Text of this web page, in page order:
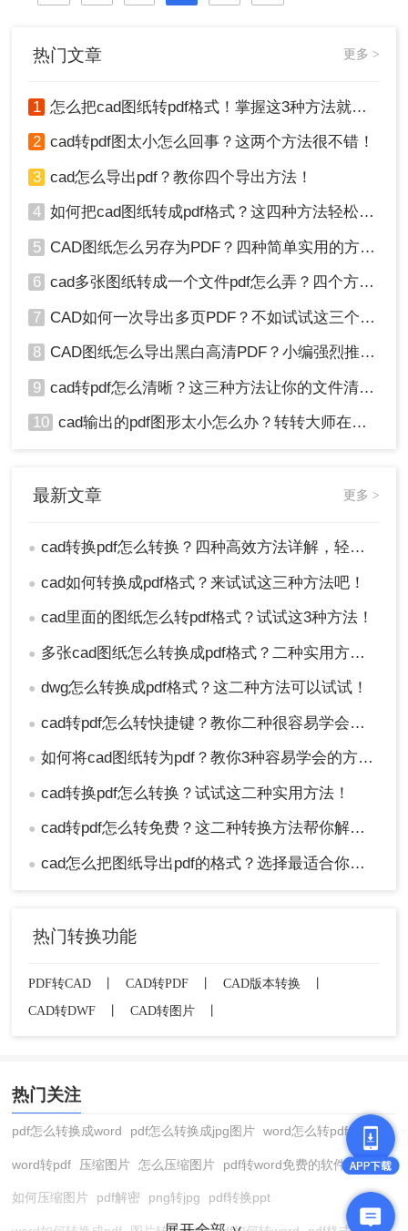
分享cad文件转pdf文件的方法，很简
热门文章 更多 >
1 怎么把cad图纸转pdf格式！掌握这3种方法就可以
2 cad转pdf图太小怎么回事？这两个方法很不错！
3 cad怎么导出pdf？教你四个导出方法！
4 如何把cad图纸转成pdf格式？这四种方法轻松转换！
5 CAD图纸怎么另存为PDF？四种简单实用的方法推荐
6 cad多张图纸转成一个文件pdf怎么弄？四个方法帮你搞定！
7 CAD如何一次导出多页PDF？不如试试这三个方法！
8 CAD图纸怎么导出黑白高清PDF？小编强烈推荐这三种方法！
9 cad转pdf怎么清晰？这三种方法让你的文件清晰无比！
10 cad输出的pdf图形太小怎么办？转转大师在线搞定
最新文章 更多 >
● cad转换pdf怎么转换？四种高效方法详解，轻松搞定格式转换！
● cad如何转换成pdf格式？来试试这三种方法吧！
● cad里面的图纸怎么转pdf格式？试试这3种方法！
● 多张cad图纸怎么转换成pdf格式？二种实用方法详解！
● dwg怎么转换成pdf格式？这二种方法可以试试！
● cad转pdf怎么转快捷键？教你二种很容易学会的方法！
● 如何将cad图纸转为pdf？教你3种容易学会的方法!
● cad转换pdf怎么转换？试试这二种实用方法！
● cad转pdf怎么转免费？这二种转换方法帮你解决！
● cad怎么把图纸导出pdf的格式？选择最适合你的高效方法！
热门转换功能
PDF转CAD 丨 CAD转PDF 丨 CAD版本转换
丨
CAD转DWF
CAD转图片
热门关注
pdf怎么转换成word pdf怎么转换成jpg图片 word怎么转pdf
word转pdf 压缩图片 怎么压缩图片 pdf转word免费的软件
如何压缩图片 pdf解密 png转jpg pdf转换ppt